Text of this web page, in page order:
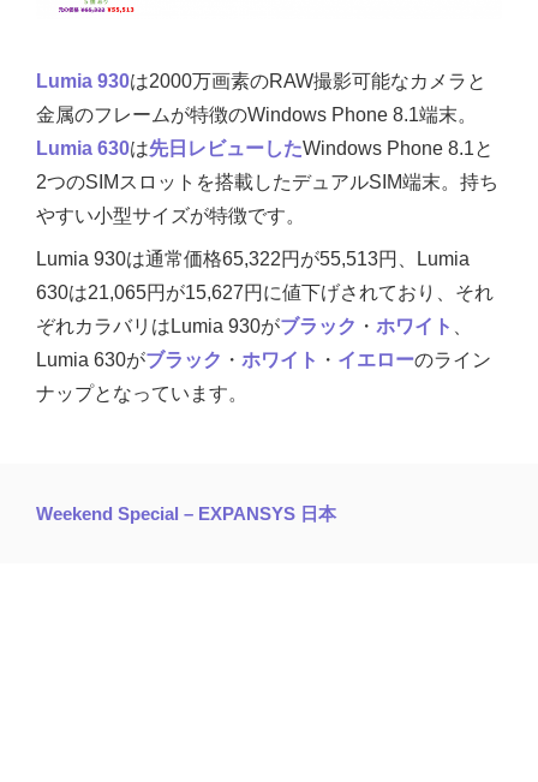
Lumia 930は2000万画素のRAW撮影可能なカメラと
金属のフレームが特徴のWindows Phone 8.1端末。
Lumia 630は先日レビューしたWindows Phone 8.1と
2つのSIMスロットを搭載したデュアルSIM端末。持ち
やすい小型サイズが特徴です。
Lumia 930は通常価格65,322円が55,513円、Lumia
630は21,065円が15,627円に値下げされており、それ
ぞれカラバリはLumia 930がブラック ・ ホワイト
Lumia 630がブラック ・ ホワイト ・ イエローのライン
ナップとなっています。
Weekend Special – EXPANSYS 日本